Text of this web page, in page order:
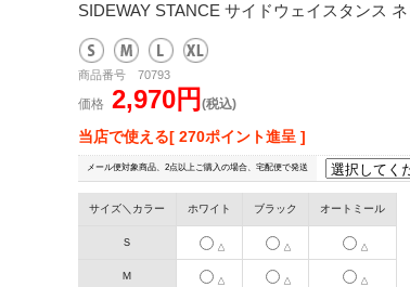
SIDEWAY STANCE サイドウェイスタンス
商品番号 70793
価格 2,970円 (税込)
当店で使える[ 270ポイント進呈 ]
メール便対象商品、2点以上ご購入の場合、宅配便で発送
サイズ＼カラー ホワイト ブラック オートミール
Ｓ △ △ △
Ｍ △ △ △